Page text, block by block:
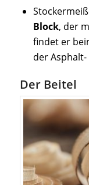
Block, der
findet er
der
Der Beitel